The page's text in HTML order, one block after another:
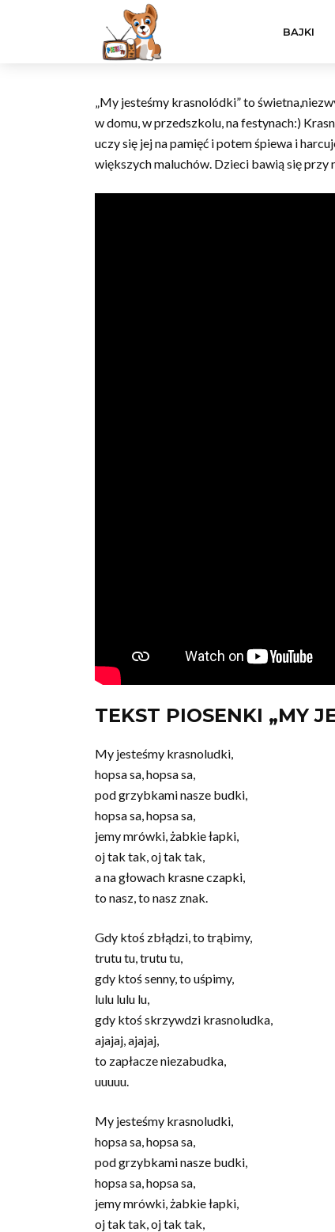
BAJKI
„My jesteśmy krasnolódki” to
w domu, w przedszkolu, na festynach:)
uczy się jej na pamięć i potem śpiewa i
większych maluchów. Dzieci bawią się przy
TEKST PIOSENKI „MY
My jesteśmy krasnoludki,
hopsa sa, hopsa sa,
pod grzybkami nasze budki,
hopsa sa, hopsa sa,
jemy mrówki, żabkie łapki,
oj tak tak, oj tak tak,
a na głowach krasne czapki,
to nasz, to nasz znak.
Gdy ktoś zbłądzi, to trąbimy,
trutu tu, trutu tu,
gdy ktoś senny, to uśpimy,
lulu lulu lu,
gdy ktoś skrzywdzi krasnoludka,
ajajaj, ajajaj,
to zapłacze niezabudka,
uuuuu.
My jesteśmy krasnoludki,
hopsa sa, hopsa sa,
pod grzybkami nasze budki,
hopsa sa, hopsa sa,
jemy mrówki, żabkie łapki,
oj tak tak, oj tak tak,